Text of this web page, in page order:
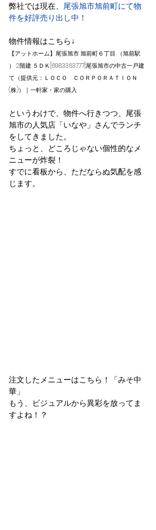
弊社では現在、 尾張旭市旭前町にて物
件を好評売り出し中！
物件情報はこちら↓
【アットホーム】尾張旭市 旭前町６丁目 （旭前駅
） 2階建 ５ＤＫ[6983363777]尾張旭市の中古一戸建
て（提供元：ＬＯＣＯ　ＣＯＲＰＯＲＡＴＩＯＮ
(株)）｜一軒家・家の購入
というわけで、物件へ行きつつ、尾張
旭市の人気店「いなや」さんでランチ
をしてきました。
ちょっと、どころじゃない個性的なメ
ニューが炸裂！
すでに看板から、ただならぬ気配を感
じます。
注文したメニューはこちら！「みそ中
華」
もう、ビジュアルから異彩を放ってま
すよね！？